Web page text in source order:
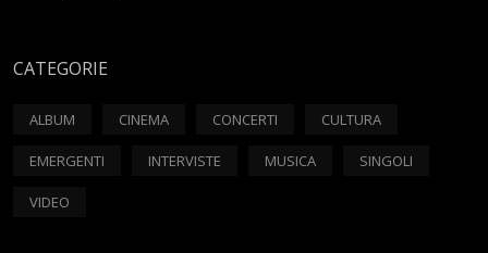
CATEGORIE
ALBUM CINEMA CONCERTI CULTURA
EMERGENTI INTERVISTE MUSICA SINGOLI
VIDEO